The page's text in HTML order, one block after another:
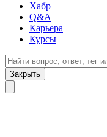
Хабр
Q&A
Карьера
Курсы
Закрыть